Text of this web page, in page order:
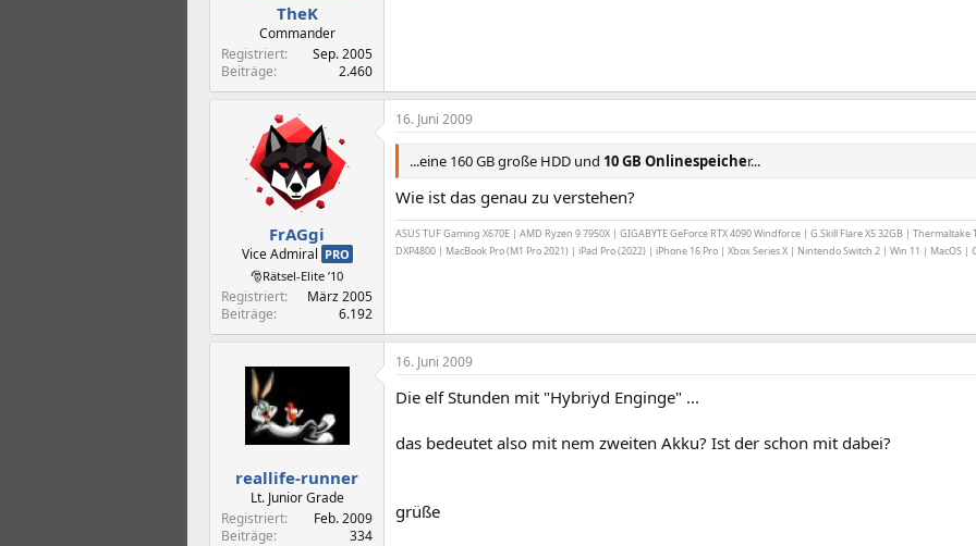
TheK
Commander
Registriert
Sep. 2005
Beiträge
2.460
FrAGgi
Vice Admiral PRO
🎅Rätsel-Elite ’10
Registriert
März 2005
Beiträge
6.192
16. Juni 2009
...eine 160 GB große HDD und 10 GB Onlinespeicher...
Wie ist das genau zu verstehen?
ASUS TUF Gaming X670E | AMD Ryzen 9 7950X | GIGABYTE GeForce RTX 4090 Windforce | G.Skill Flare X5 32GB |
DXP4800 | MacBook Pro (M1 Pro 2021) | iPad Pro (2022) | iPhone 16 Pro | Xbox Series X | Nintendo Switch 2 | Win 11 | MacOS |
reallife-runner
Lt. Junior Grade
Registriert
Feb. 2009
Beiträge
334
16. Juni 2009
Die elf Stunden mit "Hybriyd Enginge" ...
das bedeutet also mit nem zweiten Akku? Ist der schon mit dabei?
grüße